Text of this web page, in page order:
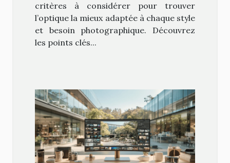
critères à considérer pour trouver
l’optique la mieux adaptée à chaque style
et besoin photographique. Découvrez
les points clés...